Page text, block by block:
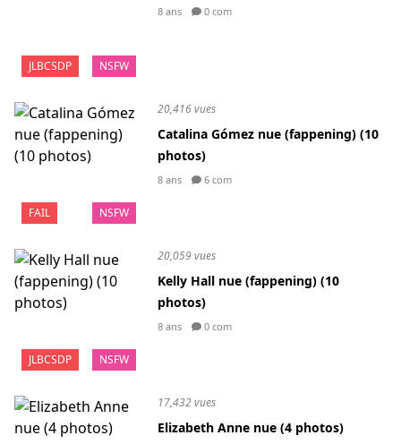
JLBCSDP NSFW
8 ans 0 com
FAIL NSFW
20,416 vues
Catalina Gómez nue (fappening) (10
photos)
8 ans 6 com
JLBCSDP NSFW
20,059 vues
Kelly Hall nue (fappening) (10
photos)
8 ans 0 com
17,432 vues
Elizabeth Anne nue (4 photos)